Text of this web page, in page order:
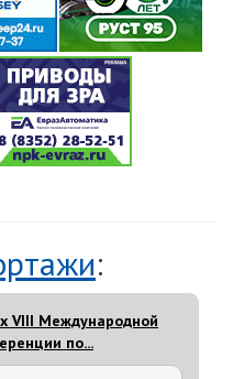
:
VIII Международной
по...